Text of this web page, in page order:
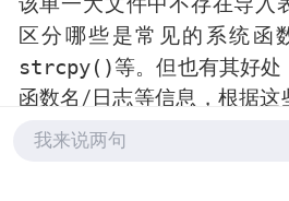
该单一大文件中不存在导入
区分哪些是常见的系统函
strcpy()等。但也有其好处
函数名/日志等信息，根据这
对函数名进行恢复。
我来说两句